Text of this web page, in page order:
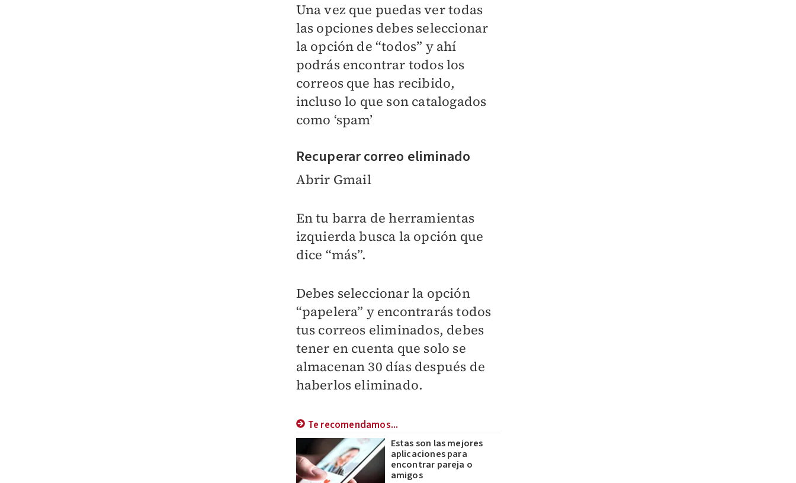
Una vez que puedas ver todas
las opciones debes seleccionar
la opción de “todos” y ahí
podrás encontrar todos los
correos que has recibido,
incluso lo que son catalogados
como ‘spam’
Recuperar correo eliminado
Abrir Gmail
En tu barra de herramientas
izquierda busca la opción que
dice “más”.
Debes seleccionar la opción
“papelera” y encontrarás todos
tus correos eliminados, debes
tener en cuenta que solo se
almacenan 30 días después de
haberlos eliminado.
Te recomendamos...
Estas son las mejores
aplicaciones para
encontrar pareja o
amigos